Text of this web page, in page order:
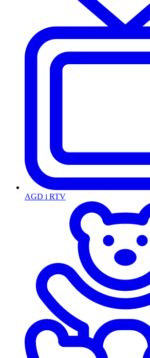
AGD i RTV